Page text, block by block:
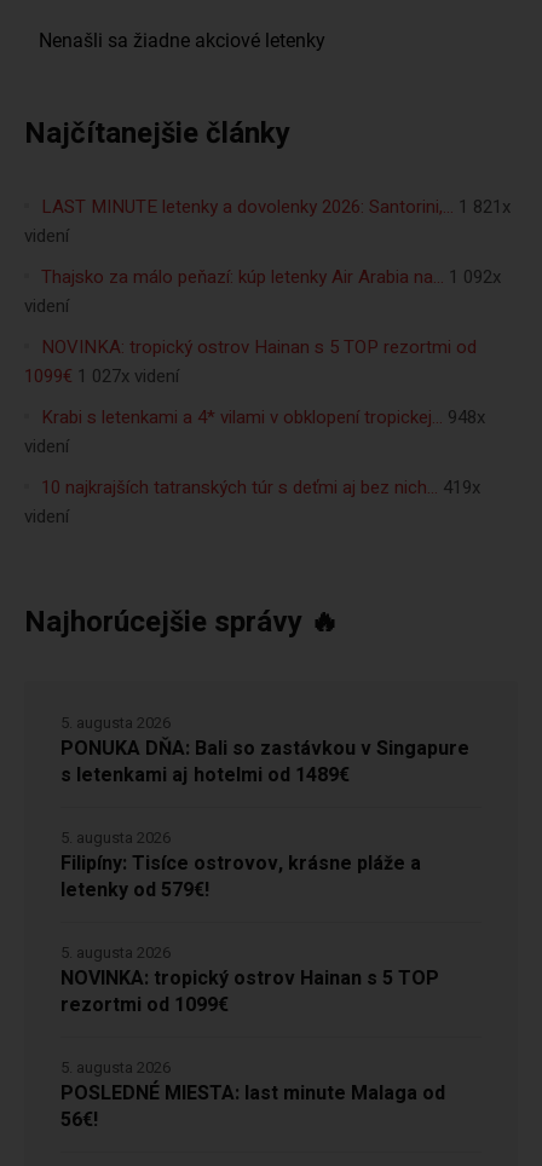
Najčítanejšie články
LAST MINUTE letenky a dovolenky 2026: Santorini,… 1 821x
videní
Thajsko za málo peňazí: kúp letenky Air Arabia na… 1 092x
videní
NOVINKA: tropický ostrov Hainan s 5 TOP rezortmi od
1099€ 1 027x videní
Krabi s letenkami a 4* vilami v obklopení tropickej… 948x
videní
10 najkrajších tatranských túr s deťmi aj bez nich… 419x
videní
Najhorúcejšie správy 🔥
PONUKA DŇA: Bali so zastávkou v Singapure
s letenkami aj hotelmi od 1489€
5. augusta 2026
Filipíny: Tisíce ostrovov, krásne pláže a
letenky od 579€!
5. augusta 2026
NOVINKA: tropický ostrov Hainan s 5 TOP
rezortmi od 1099€
5. augusta 2026
POSLEDNÉ MIESTA: last minute Malaga od
56€!
5. augusta 2026